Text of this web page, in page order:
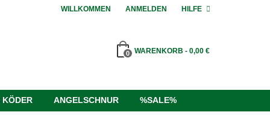
HILFE
ANMELDEN
WILLKOMMEN
0 WARENKORB - 0,00 €
ANGELSCHNUR %SALE%